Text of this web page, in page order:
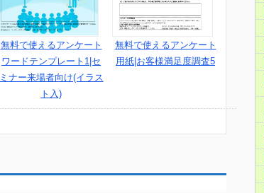
無料で使えるアンケート
ワードテンプレート1|セ
ミナー来場者向け(イラス
ト入)
無料で使えるアンケート
用紙|お客様満足度調査5